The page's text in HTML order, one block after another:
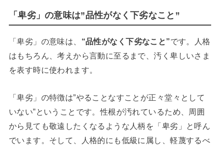
「卑劣」の意味は”品性がなく下劣なこと”
「卑劣」の意味は、 “品性がなく下劣なこと”です。人格
はもちろん、考えから言動に至るまで、汚く卑しいさま
を表す時に使われます。
「卑劣」の特徴は”やることなすことが正々堂々として
いない”ということです。性根が汚れているため、周囲
から見ても敬遠したくなるような人柄を「卑劣」と呼ん
でいます。そして、人格的にも低級に属し、軽蔑するべ